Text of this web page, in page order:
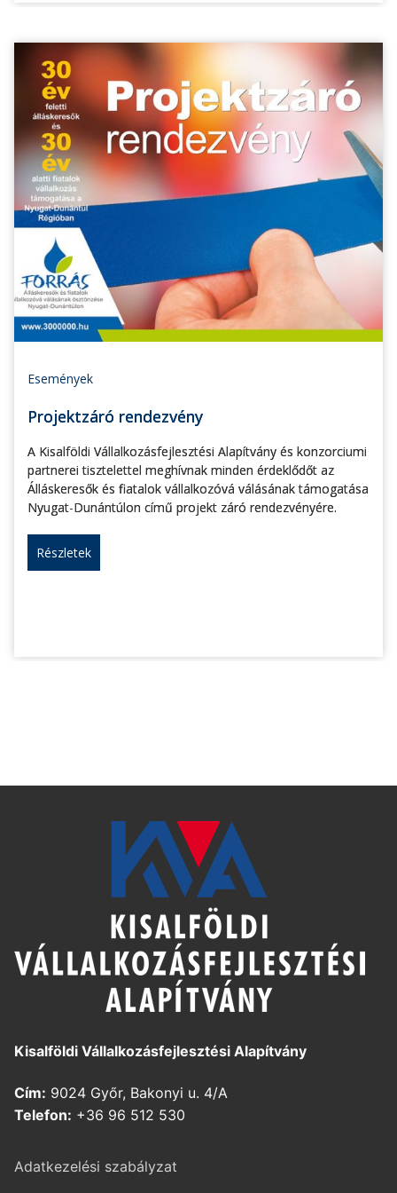
Események
Projektzáró rendezvény
A Kisalföldi Vállalkozásfejlesztési Alapítvány és konzorciumi
partnerei tisztelettel meghívnak minden érdeklődőt az
Álláskeresők és fiatalok vállalkozóvá válásának támogatása
Nyugat-Dunántúlon című projekt záró rendezvényére.
Részletek
Kisalföldi Vállalkozásfejlesztési Alapítvány
Cím: 9024 Győr, Bakonyi u. 4/A
Telefon: +36 96 512 530
Adatkezelési szabályzat